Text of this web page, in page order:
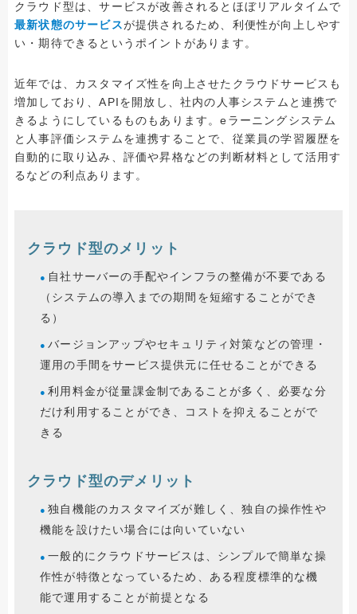
クラウド型は、サービスが改善されるとほぼリアルタイムで
最新状態のサービスが提供されるため、利便性が向上しやす
い・期待できるというポイントがあります。
近年では、カスタマイズ性を向上させたクラウドサービスも
増加しており、APIを開放し、社内の人事システムと連携で
きるようにしているものもあります。eラーニングシステム
と人事評価システムを連携することで、従業員の学習履歴を
自動的に取り込み、評価や昇格などの判断材料として活用す
るなどの利点あります。
クラウド型のメリット
自社サーバーの手配やインフラの整備が不要である
（システムの導入までの期間を短縮することができ
る）
バージョンアップやセキュリティ対策などの管理・
運用の手間をサービス提供元に任せることができる
利用料金が従量課金制であることが多く、必要な分
だけ利用することができ、コストを抑えることがで
きる
クラウド型のデメリット
独自機能のカスタマイズが難しく、独自の操作性や
機能を設けたい場合には向いていない
一般的にクラウドサービスは、シンプルで簡単な操
作性が特徴となっているため、ある程度標準的な機
能で運用することが前提となる